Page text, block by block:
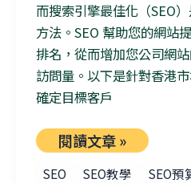
而搜索引擎最佳化（SEO
方法。SEO 幫助您的網站
排名，從而增加您公司網
訪問量。以下是針對香港
確定目標客戶
閱讀文章 »
SEO SEO教學 SEO預